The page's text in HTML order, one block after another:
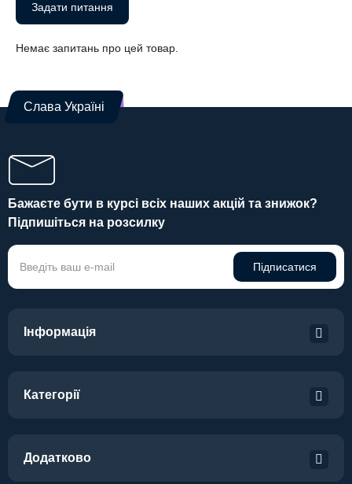
Задати питання
Немає запитань про цей товар.
Слава Україні
Бажаєте бути в курсі всіх наших акцій та знижок?
Підпишіться на розсилку
Підписатися
Інформація
Категорії
Додатково